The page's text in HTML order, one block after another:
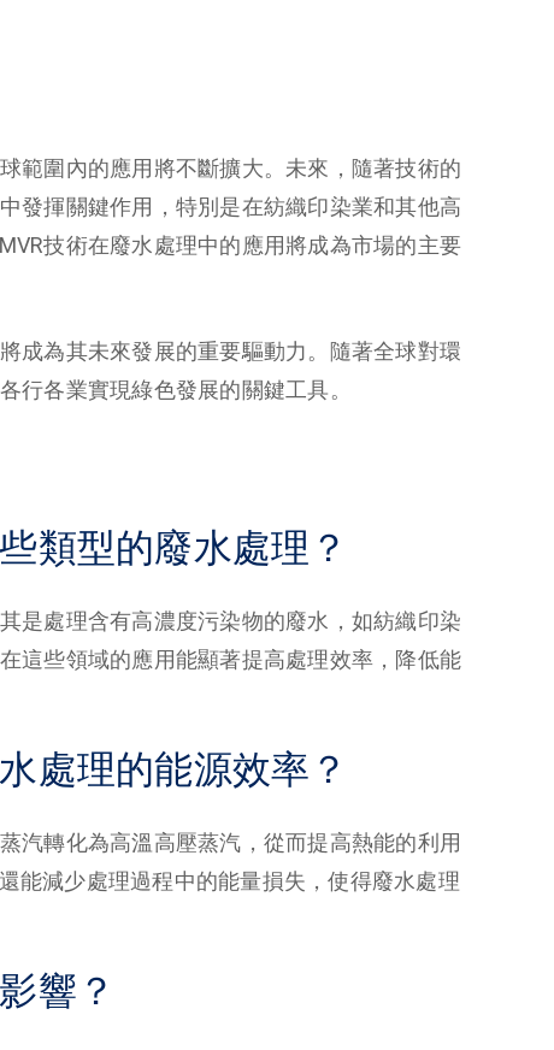
範圍內的應用將不斷擴大。未來，隨著技術的
發揮關鍵作用，特別是在紡織印染業和其他高
技術在廢水處理中的應用將成為市場的主要
成為其未來發展的重要驅動力。隨著全球對環
行各業實現綠色發展的關鍵工具。
類型的廢水處理？
是處理含有高濃度污染物的廢水，如紡織印染
這些領域的應用能顯著提高處理效率，降低能
處理的能源效率？
汽轉化為高溫高壓蒸汽，從而提高熱能的利用
能減少處理過程中的能量損失，使得廢水處理
響？